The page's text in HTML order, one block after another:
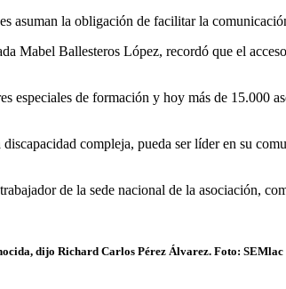
asuman la obligación de facilitar la
Mabel Ballesteros López, recordó que el
especiales de formación y hoy más de 15.000
compleja, pueda ser líder en su
de la sede nacional de la asociación,
dijo Richard Carlos Pérez Álvarez. Foto: SEMlac